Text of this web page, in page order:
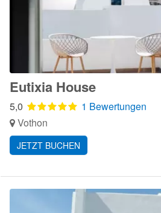
Eutixia House
5,0
1 Bewertungen
Vothon
JETZT BUCHEN